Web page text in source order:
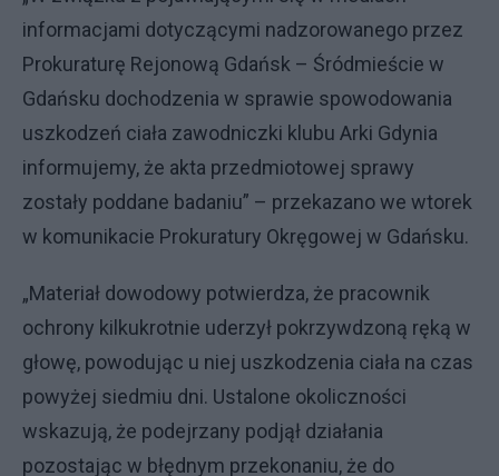
informacjami dotyczącymi nadzorowanego przez
Prokuraturę Rejonową Gdańsk – Śródmieście w
Gdańsku dochodzenia w sprawie spowodowania
uszkodzeń ciała zawodniczki klubu Arki Gdynia
informujemy, że akta przedmiotowej sprawy
zostały poddane badaniu” – przekazano we wtorek
w komunikacie Prokuratury Okręgowej w Gdańsku.
„Materiał dowodowy potwierdza, że pracownik
ochrony kilkukrotnie uderzył pokrzywdzoną ręką w
głowę, powodując u niej uszkodzenia ciała na czas
powyżej siedmiu dni. Ustalone okoliczności
wskazują, że podejrzany podjął działania
pozostając w błędnym przekonaniu, że do